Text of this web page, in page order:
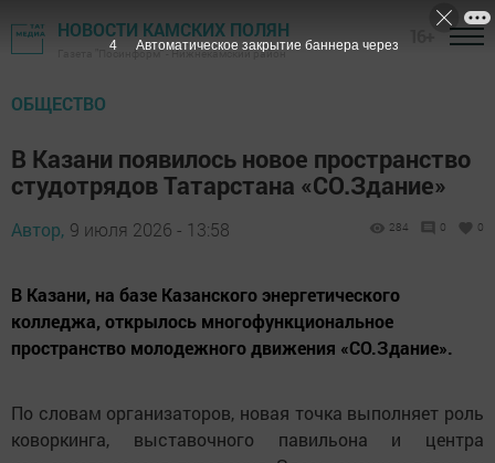
НОВОСТИ КАМСКИХ ПОЛЯН
Газета "Посинформ" - Нижнекамский район
ОБЩЕСТВО
В Казани появилось новое пространство
студотрядов Татарстана «СО.Здание»
Автор, 9 июля 2026 - 13:58 284 0 0
В Казани, на базе Казанского энергетического
колледжа, открылось многофункциональное
пространство молодежного движения «СО.Здание».
По словам организаторов, новая точка выполняет роль
коворкинга, выставочного павильона и центра
3 Автоматическое закрытие баннера через